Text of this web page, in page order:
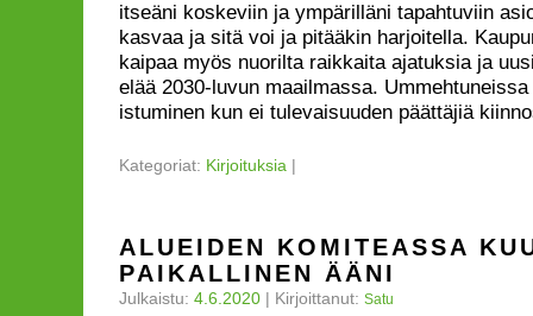
itseäni koskeviin ja ympärilläni tapahtuviin
kasvaa ja sitä voi ja pitääkin harjoitella.
kaipaa myös nuorilta raikkaita ajatuksia ja
elää 2030-luvun maailmassa.
istuminen kun ei tulevaisuuden päättäjiä
Kategoriat: Kirjoituksia |
ALUEIDEN KOMITEASSA
PAIKALLINEN ÄÄNI
Julkaistu: 4.6.2020 | Kirjoittanut: Satu